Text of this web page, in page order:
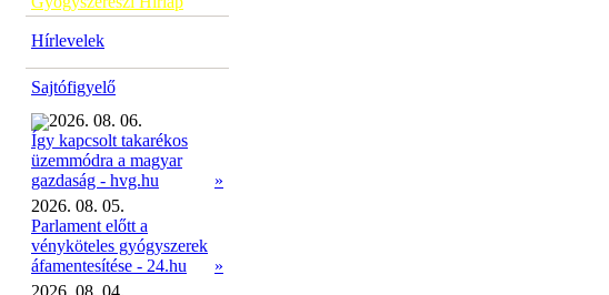
Hírlevelek
Sajtófigyelő
2026. 08. 06.
Így kapcsolt takarékos
üzemmódra a magyar
gazdaság - hvg.hu
»
2026. 08. 05.
Parlament előtt a
vényköteles gyógyszerek
áfamentesítése - 24.hu
»
2026. 08. 04.